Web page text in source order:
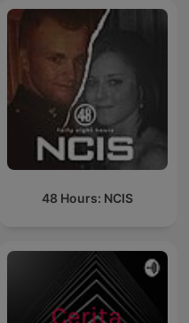
48 Hours: NCIS